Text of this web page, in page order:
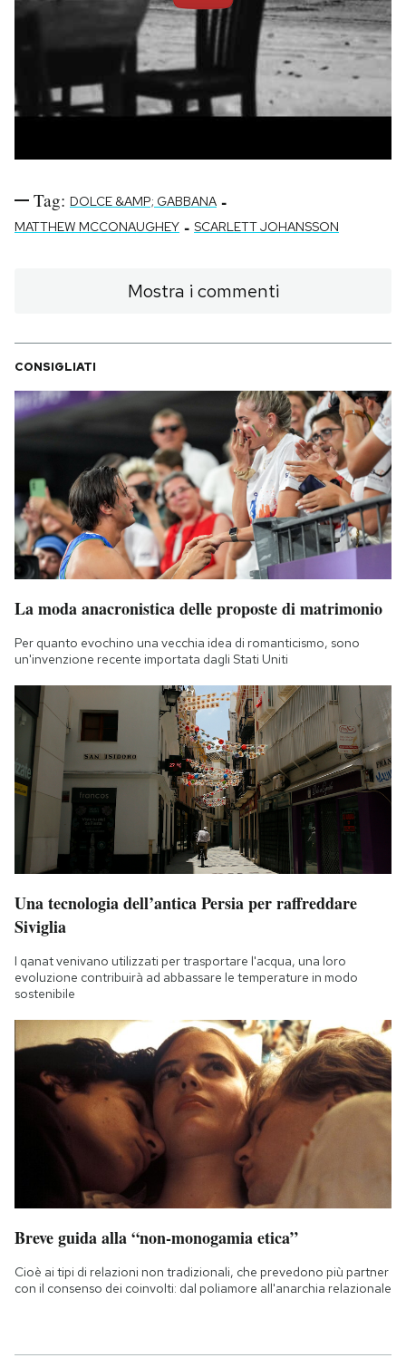
Tag: DOLCE &AMP; GABBANA -
MATTHEW MCCONAUGHEY - SCARLETT JOHANSSON
Mostra i commenti
CONSIGLIATI
La moda anacronistica delle proposte di matrimonio
Per quanto evochino una vecchia idea di romanticismo, sono
un'invenzione recente importata dagli Stati Uniti
Una tecnologia dell’antica Persia per raffreddare
Siviglia
I qanat venivano utilizzati per trasportare l'acqua, una loro
evoluzione contribuirà ad abbassare le temperature in modo
sostenibile
Breve guida alla “non-monogamia etica”
Cioè ai tipi di relazioni non tradizionali, che prevedono più partner
con il consenso dei coinvolti: dal poliamore all'anarchia relazionale